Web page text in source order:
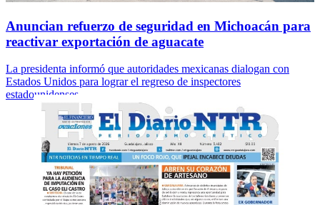
Anuncian refuerzo de seguridad en Michoacán para
reactivar exportación de aguacate
La presidenta informó que autoridades mexicanas dialogan con
Estados Unidos para lograr el regreso de inspectores
estadounidenses